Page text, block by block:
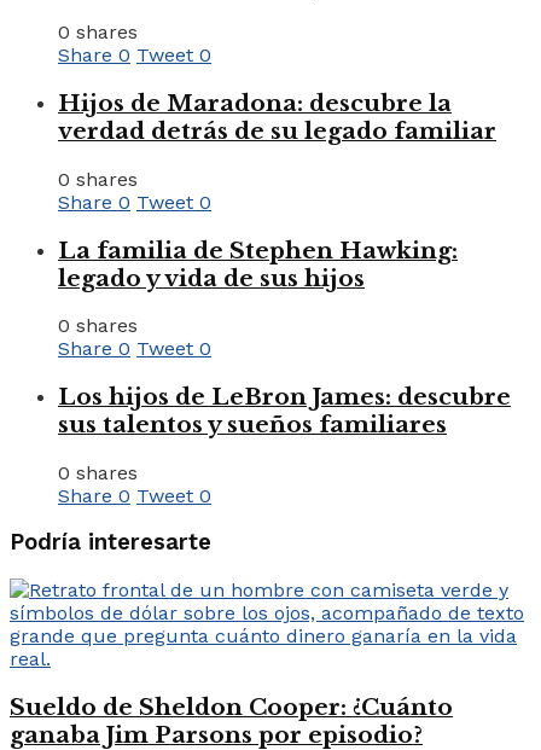
0 shares
Share 0 Tweet 0
Hijos de Maradona: descubre la
verdad detrás de su legado familiar
0 shares
Share 0 Tweet 0
La familia de Stephen Hawking:
legado y vida de sus hijos
0 shares
Share 0 Tweet 0
Los hijos de LeBron James: descubre
sus talentos y sueños familiares
0 shares
Share 0 Tweet 0
Podría interesarte
Sueldo de Sheldon Cooper: ¿Cuánto
ganaba Jim Parsons por episodio?